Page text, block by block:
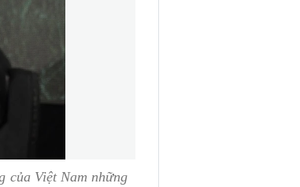
của Việt Nam những